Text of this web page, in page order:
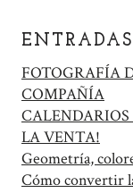
FOTOGRAFÍA
COMPAÑÍA
CALENDARIOS
LA VENTA!
Geometría,
Cómo convertir